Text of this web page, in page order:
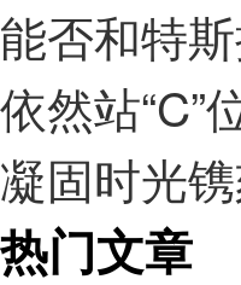
能否和特
依然站“C”
凝固时光
热门文章